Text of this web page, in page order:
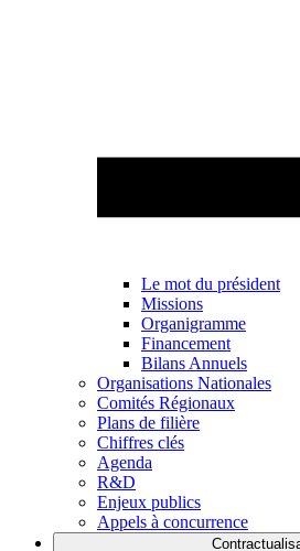
Le mot du président
Missions
Organigramme
Financement
Bilans Annuels
Organisations Nationales
Comités Régionaux
Plans de filière
Chiffres clés
Agenda
R&D
Enjeux publics
Appels à concurrence